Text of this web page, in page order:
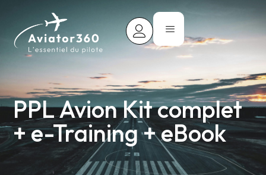
PPL Avion Kit complet
+ e-Training + eBook